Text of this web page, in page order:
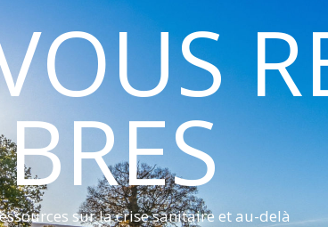
sur la crise sanitaire et au-delà